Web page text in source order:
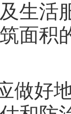
生活
面积
好地